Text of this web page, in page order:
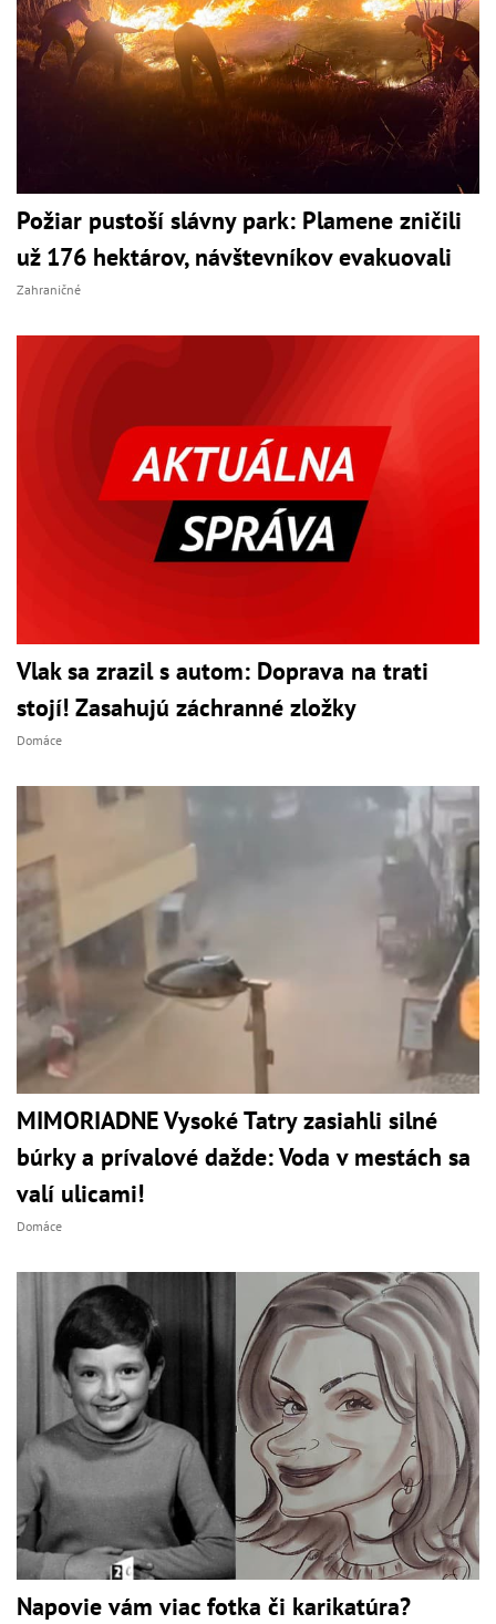
Požiar pustoší slávny park: Plamene zničili
už 176 hektárov, návštevníkov evakuovali
Zahraničné
Vlak sa zrazil s autom: Doprava na trati
stojí! Zasahujú záchranné zložky
Domáce
MIMORIADNE Vysoké Tatry zasiahli silné
búrky a prívalové dažde: Voda v mestách sa
valí ulicami!
Domáce
Napovie vám viac fotka či karikatúra?